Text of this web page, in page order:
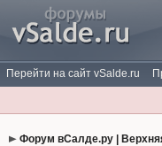
Перейти на сайт vSalde.ru
Форум вСалде.ру |